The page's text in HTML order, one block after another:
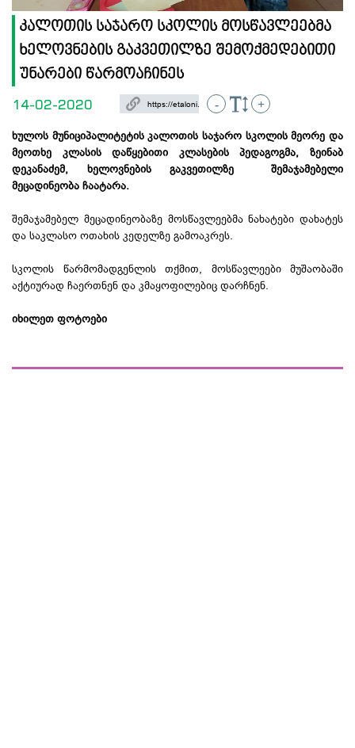
კალოთის საჯარო სკოლის მოსწავლეებმა
ხელოვნების გაკვეთილზე შემოქმედებითი
უნარები წარმოაჩინეს
14-02-2020 - +
ხულოს მუნიციპალიტეტის კალოთის საჯარო სკოლის მეორე და
მეოთხე კლასის დაწყებითი კლასების პედაგოგმა, ზეინაბ
დეკანაძემ, ხელოვნების გაკვეთილზე შემაჯამებელი
მეცადინეობა ჩაატარა.
შემაჯამებელ მეცადინეობაზე მოსწავლეებმა ნახატები დახატეს
და საკლასო ოთახის კედელზე გამოაკრეს.
სკოლის წარმომადგენლის თქმით, მოსწავლეები მუშაობაში
აქტიურად ჩაერთნენ და კმაყოფილებიც დარჩნენ.
იხილეთ ფოტოები